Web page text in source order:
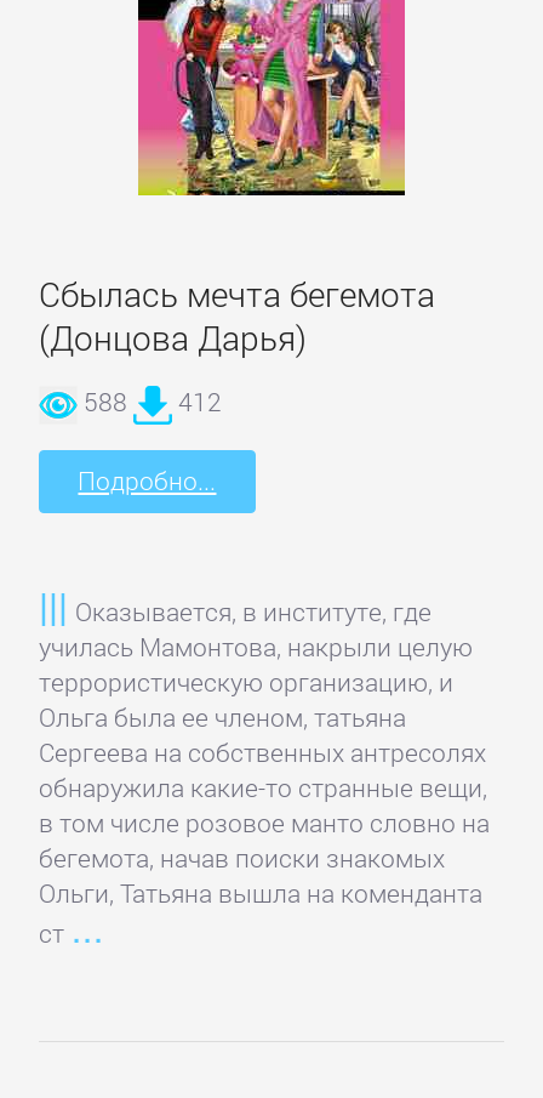
Сбылась мечта бегемота
(Донцова Дарья)
588 412
Подробно...
Оказывается, в институте, где
училась Мамонтова, накрыли целую
террористическую организацию, и
Ольга была ее членом, татьяна
Сергеева на собственных антресолях
обнаружила какие-то странные вещи,
в том числе розовое манто словно на
бегемота, начав поиски знакомых
Ольги, Татьяна вышла на коменданта
ст
Боевики:
Криминальные
ДЕТЕКТИВЫ
Зарубежные
детективы
Исторические
детективы
Классические
детективы
Крутой
детектив